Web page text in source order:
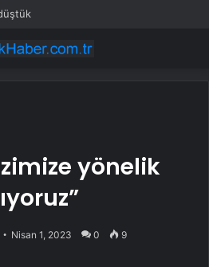
yönelik
Nisan 1, 2023 0 9